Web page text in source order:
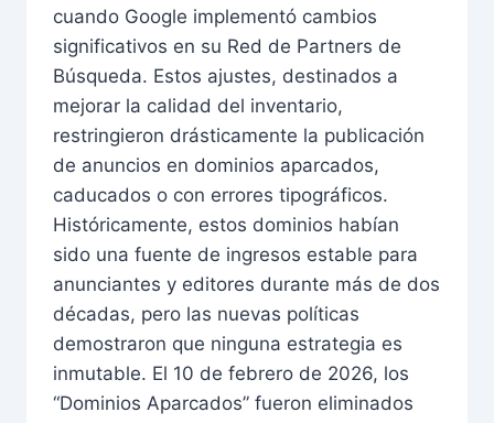
cuando Google implementó cambios
significativos en su Red de Partners de
Búsqueda. Estos ajustes, destinados a
mejorar la calidad del inventario,
restringieron drásticamente la publicación
de anuncios en dominios aparcados,
caducados o con errores tipográficos.
Históricamente, estos dominios habían
sido una fuente de ingresos estable para
anunciantes y editores durante más de dos
décadas, pero las nuevas políticas
demostraron que ninguna estrategia es
inmutable. El 10 de febrero de 2026, los
“Dominios Aparcados” fueron eliminados